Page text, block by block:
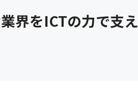
界をICTの力で支え